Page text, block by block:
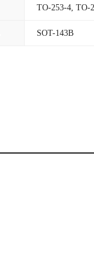
TO-253-4, TO-
SOT-143B